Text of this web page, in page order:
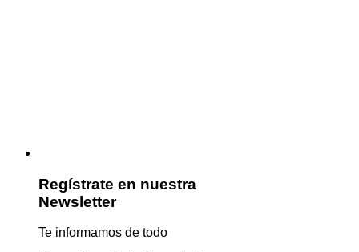
Regístrate en nuestra
Newsletter
Te informamos de todo